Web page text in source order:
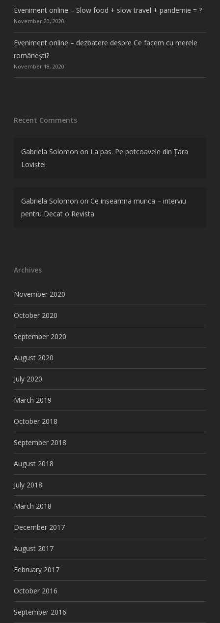
Eveniment online – Slow food + slow travel + pandemie = ?
November 20, 2020
Eveniment online – dezbatere despre Ce facem cu merele
românești?
November 18, 2020
Recent Comments
Gabriela Solomon on La pas. Pe potcoavele din Țara
Loviștei
Gabriela Solomon on Ce inseamna munca – interviu
pentru Decat o Revista
Archives
November 2020
October 2020
September 2020
August 2020
July 2020
March 2019
October 2018
September 2018
August 2018
July 2018
March 2018
December 2017
August 2017
February 2017
October 2016
September 2016